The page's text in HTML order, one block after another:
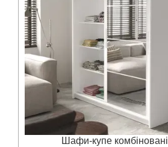
Шафи-купе комбіновані